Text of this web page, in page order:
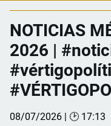
NOTICIAS
2026 |
08/07/2026 | 🕑 17:13